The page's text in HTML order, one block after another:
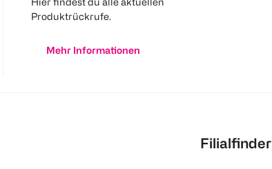
Produktrückrufe.
Mehr Informationen
Filialfinder